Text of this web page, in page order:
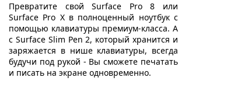
Превратите свой Surface Pro 8 или
Surface Pro X в полноценный ноутбук с
помощью клавиатуры премиум-класса. А
с Surface Slim Pen 2, который хранится и
заряжается в нише клавиатуры, всегда
будучи под рукой - Вы сможете печатать
и писать на экране одновременно.